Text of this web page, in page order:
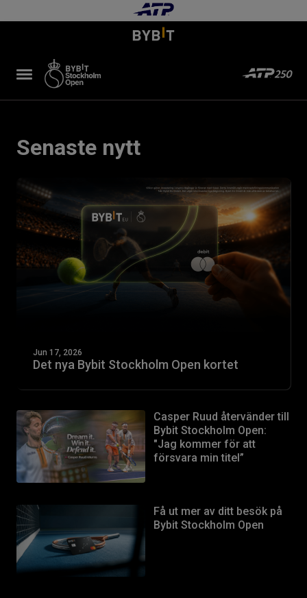
Senaste nytt
Jun 17, 2026
Det nya Bybit Stockholm Open kortet
Casper Ruud återvänder till
Bybit Stockholm Open:
"Jag kommer för att
försvara min titel”
Få ut mer av ditt besök på
Bybit Stockholm Open